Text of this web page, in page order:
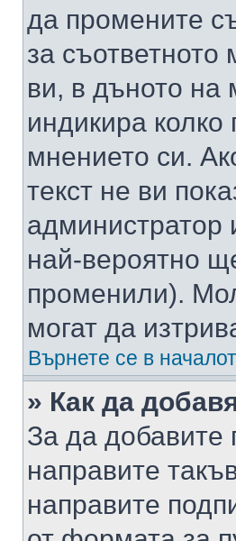
да промените
за
ви, в дъното на
индикира
мнението си.
текст не ви
най-вероятно
променили).
могат да
Върнете се в
» Как да
За да добавите
направите
направите